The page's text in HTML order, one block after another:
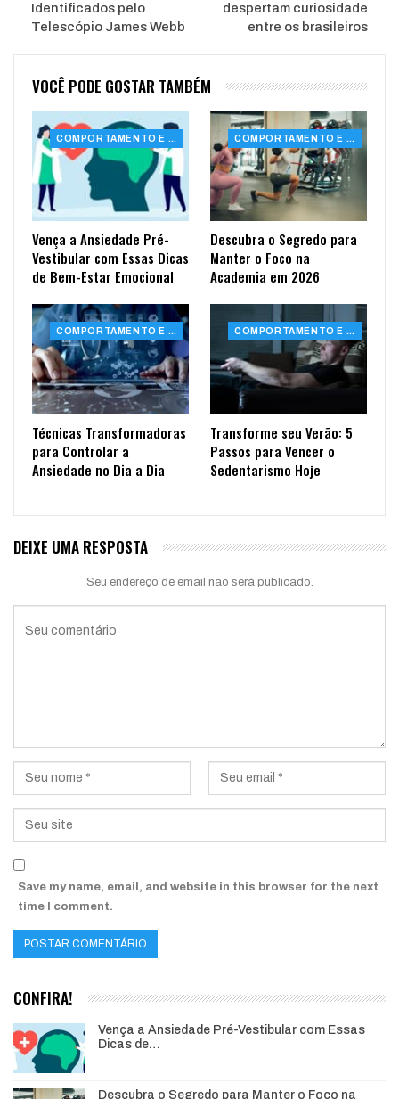
Identificados pelo
Telescópio James Webb
despertam curiosidade
entre os brasileiros
VOCÊ PODE GOSTAR TAMBÉM
COMPORTAMENTO E SAÚDE
Vença a Ansiedade Pré-
Vestibular com Essas Dicas
de Bem-Estar Emocional
COMPORTAMENTO E SAÚDE
Descubra o Segredo para
Manter o Foco na
Academia em 2026
COMPORTAMENTO E SAÚDE
Técnicas Transformadoras
para Controlar a
Ansiedade no Dia a Dia
COMPORTAMENTO E SAÚDE
Transforme seu Verão: 5
Passos para Vencer o
Sedentarismo Hoje
DEIXE UMA RESPOSTA
Seu endereço de email não será publicado.
Save my name, email, and website in this browser for the next
time I comment.
CONFIRA!
Vença a Ansiedade Pré-Vestibular com Essas
Dicas de…
Descubra o Segredo para Manter o Foco na